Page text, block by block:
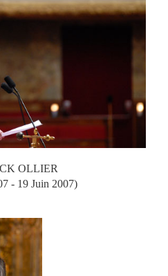
OLLIER
- 19 Juin 2007)